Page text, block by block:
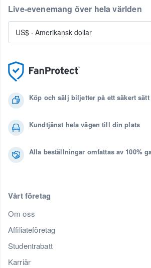
Köp och sälj biljetter på ett säkert sätt
Kundtjänst hela vägen till din plats
Alla beställningar omfattas av 100%
Vårt företag
Om oss
Affiliateföretag
Studentrabatt
Karriär
Live-evenemang över hela världen
US$ · Amerikansk dollar